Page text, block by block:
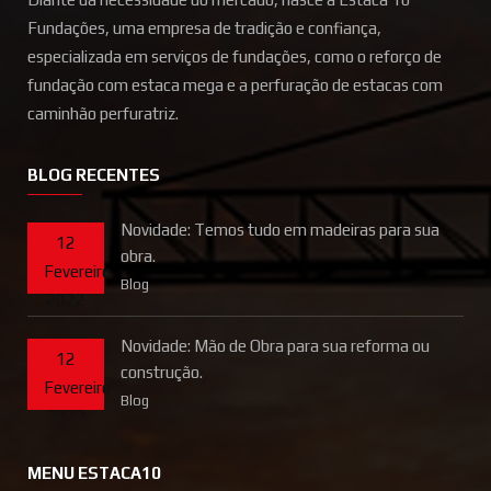
Fundações, uma empresa de tradição e confiança,
especializada em serviços de fundações, como o reforço de
fundação com estaca mega e a perfuração de estacas com
caminhão perfuratriz.
BLOG RECENTES
12
Fevereiro
2022
Novidade: Temos tudo em madeiras para sua
obra.
Blog
12
Fevereiro
2022
Novidade: Mão de Obra para sua reforma ou
construção.
Blog
MENU ESTACA10